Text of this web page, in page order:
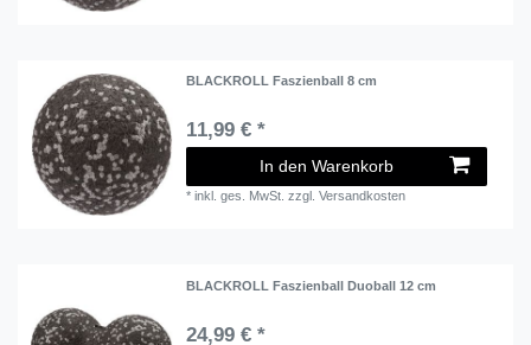
BLACKROLL Faszienball 8 cm
11,99 € *
In den Warenkorb
*inkl. ges. MwSt. zzgl.Versandkosten
BLACKROLL Faszienball Duoball 12 cm
24,99 € *